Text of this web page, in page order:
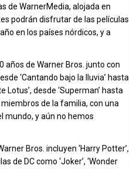
de WarnerMedia, alojada en
podrán disfrutar de las películas
en los países nórdicos, y a
años de Warner Bros. junto con
‘Cantando bajo la lluvia’ hasta
Lotus’, desde ‘Superman’ hasta
miembros de la familia, con una
mundo, y aún no hemos
Bros. incluyen ‘Harry Potter’,
de DC como ‘Joker’, ‘Wonder